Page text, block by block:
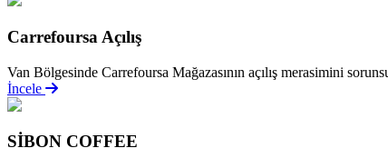
Carrefoursa Açılış
Van Bölgesinde Carrefoursa Mağazasının açılış merasimini
İncele
SİBON COFFEE